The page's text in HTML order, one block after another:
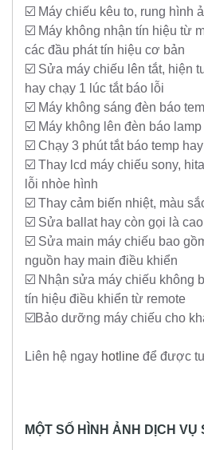
☑️ Máy chiếu kêu to, rung hình
☑️ Máy không nhận tín hiệu từ
các đầu phát tín hiệu cơ bản
☑️ Sửa máy chiếu lên tắt, hiện
hay chạy 1 lúc tắt báo lỗi
☑️ Máy không sáng đèn báo
☑️ Máy không lên đèn báo lamp
☑️ Chạy 3 phút tắt báo temp
☑️ Thay lcd máy chiếu sony,
lỗi nhòe hình
☑️ Thay cảm biến nhiệt, màu
☑️ Sửa ballat hay còn gọi là
☑️ Sửa main máy chiếu bao
nguồn hay main điều khiển
☑️ Nhận sửa máy chiếu không
tín hiệu điều khiển từ remote
☑️Bảo dưỡng máy chiếu cho
Liên hệ ngay hotline để được
MỘT SỐ HÌNH ẢNH DỊCH VỤ